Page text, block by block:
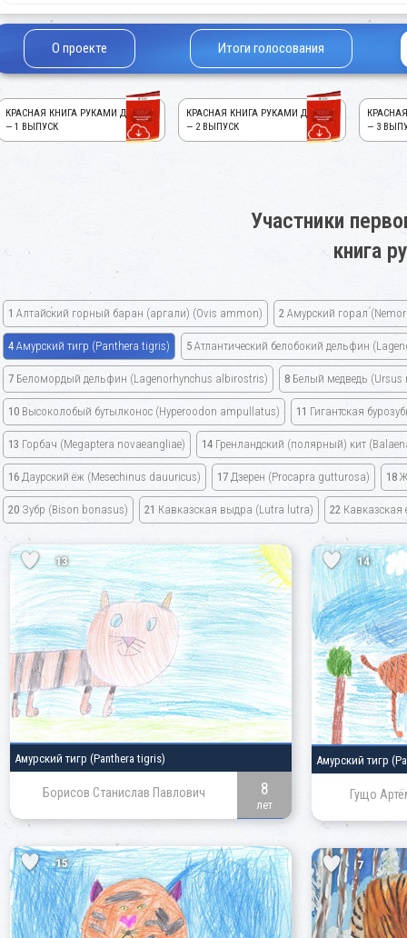
О проекте Итоги голосования
КРАСНАЯ КНИГА РУКАМИ ДЕТЕЙ!
— 1 ВЫПУСК
КРАСНАЯ КНИГА РУКАМИ ДЕТЕЙ!
— 2 ВЫПУСК
— 3
Участники
книга
1 Алтайский горный баран (аргали) (Ovis ammon) 2 Амурский горал
4 Амурский тигр (Panthera tigris) 5 Атлантический белобокий дельфин
7 Беломордый дельфин (Lagenorhynchus albirostris) 8 Белый медведь
10 Высоколобый бутылконос (Hyperoodon ampullatus) 11 Гигантская
13 Горбач (Megaptera novaeangliae) 14 Гренландский (полярный) кит
16 Даурский ёж (Mesechinus dauuricus) 17 Дзерен (Procapra gutturosa) 18
20 Зубр (Bison bonasus) 21 Кавказская выдра (Lutra lutra) 22
13
Амурский тигр (Panthera tigris)
Борисов Станислав Павлович 8
лет
14
Амурский тигр
Гущо
15 7